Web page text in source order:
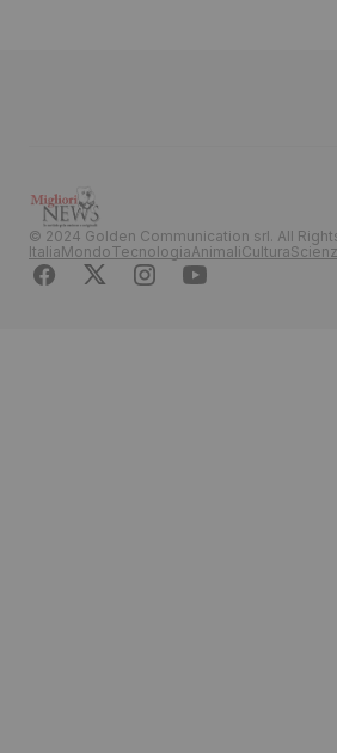
© 2024 Golden Communication srl. All
ItaliaMondoTecnologiaAnimaliCultura